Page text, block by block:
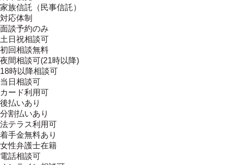
家族信託（民事信託）
対応体制
面談予約のみ
土日祝相談可
初回相談無料
夜間相談可(21時以降)
18時以降相談可
当日相談可
カード利用可
後払いあり
分割払いあり
法テラス利用可
着手金無料あり
女性弁護士在籍
電話相談可